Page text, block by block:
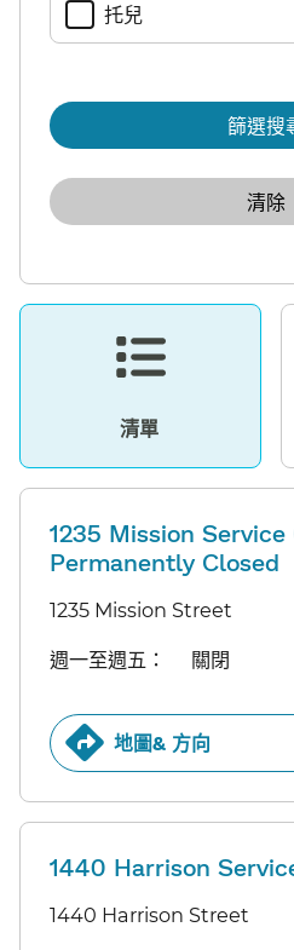
托兒​​
清單​​
1235 Mission
Permanently Closed
1235 Mission Street
週一至週五：​​ 關閉​​
地圖& 方向​​
1440 Harrison
1440 Harrison Street